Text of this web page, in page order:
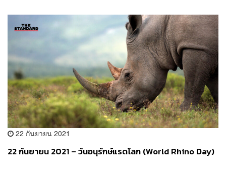
22 กันยายน 2021
22 กันยายน 2021 – วันอนุรักษ์แรดโลก (World Rhino Day)